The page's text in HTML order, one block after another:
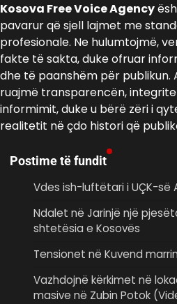
Kosova Free Voice Agency
pavarur që sjell lajmet me
profesionale. Ne hulumtojmë,
fakte të sakta, duke ofruar
dhe të paanshëm për publikun.
ruajmë transparencën,
informimit, duke u bërë zëri i
realitetit në çdo histori që
Postime të fundit
Vdes ish-luftëtari i UÇK-së
Ndalet në Jarinjë një
shtetësia e Kosovës
Tensionet në Kuvend
Vazhdojnë kërkimet në
masive në Zubin Potok